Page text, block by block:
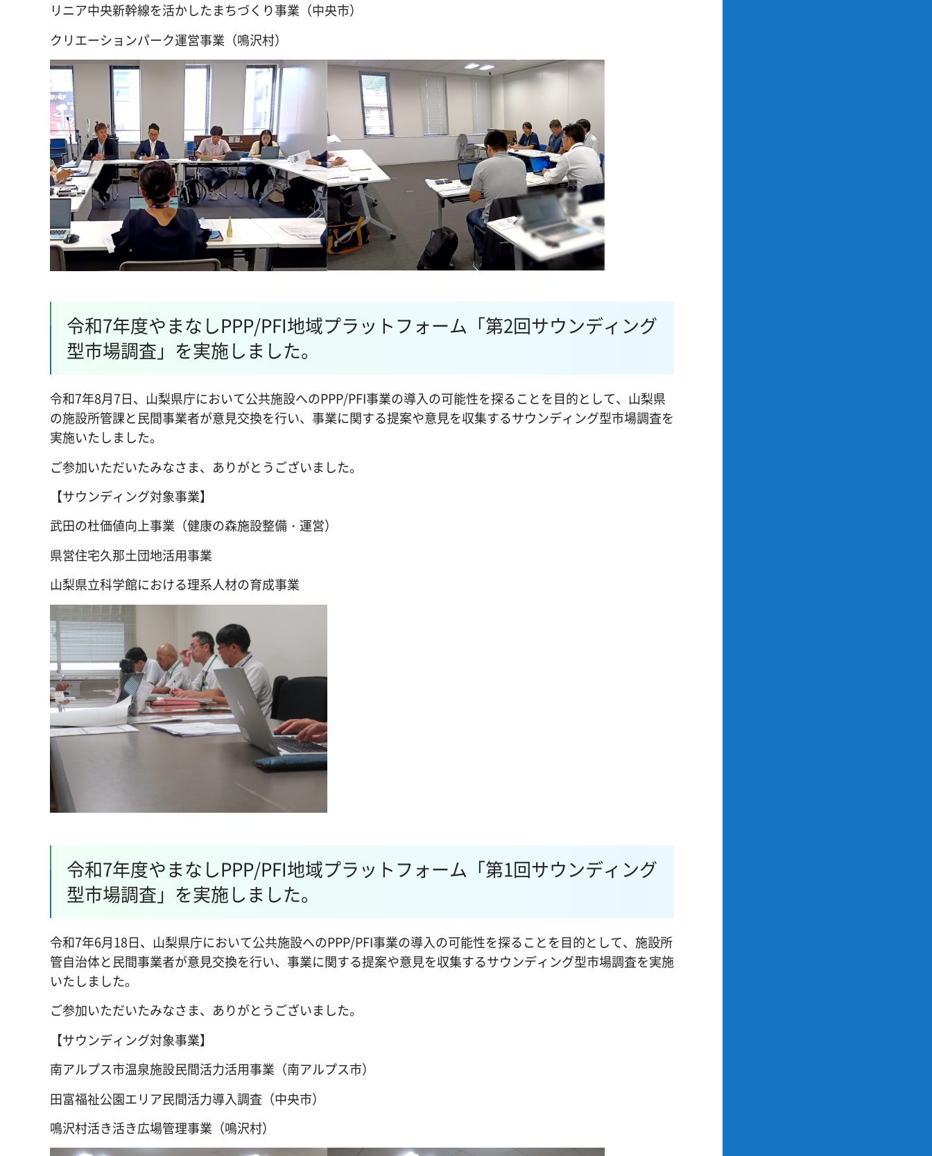
リニア中央新幹線を活かしたまちづくり事業（中央市）
クリエーションパーク運営事業（鳴沢村）
令和7年度やまなしPPP/PFI地域プラットフォーム「第2回サウンディング
型市場調査」を実施しました。
令和7年8月7日、山梨県庁において公共施設へのPPP/PFI事業の導入の可能性を探ることを目的として、山梨県
の施設所管課と民間事業者が意見交換を行い、事業に関する提案や意見を収集するサウンディング型市場調査を
実施いたしました。
ご参加いただいたみなさま、ありがとうございました。
【サウンディング対象事業】
武田の杜価値向上事業（健康の森施設整備・運営）
県営住宅久那土団地活用事業
山梨県立科学館における理系人材の育成事業
令和7年度やまなしPPP/PFI地域プラットフォーム「第1回サウンディング
型市場調査」を実施しました。
令和7年6月18日、山梨県庁において公共施設へのPPP/PFI事業の導入の可能性を探ることを目的として、施設所
管自治体と民間事業者が意見交換を行い、事業に関する提案や意見を収集するサウンディング型市場調査を実施
いたしました。
ご参加いただいたみなさま、ありがとうございました。
【サウンディング対象事業】
南アルプス市温泉施設民間活力活用事業（南アルプス市）
田富福祉公園エリア民間活力導入調査（中央市）
鳴沢村活き活き広場管理事業（鳴沢村）